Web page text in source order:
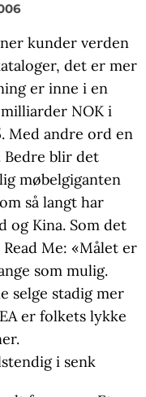
kunder verden
det er mer
er inne i en
NOK i
Med andre ord en
Bedre blir det
møbelgiganten
så langt har
og Kina. Som det
Me: «Målet er
som mulig.
selge stadig mer
er folkets lykke
i senk